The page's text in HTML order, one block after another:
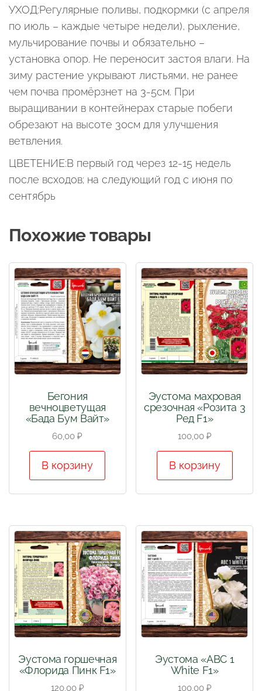
УХОД:Регулярные поливы, подкормки (с апреля
по июль – каждые четыре недели), рыхление,
мульчирование почвы и обязательно –
установка опор. Не переносит застоя влаги. На
зиму растение укрывают листьями, не ранее
чем почва промёрзнет на 3-5см. При
выращивании в контейнерах старые побеги
обрезают на высоте 30см для улучшения
ветвления.
ЦВЕТЕНИЕ:В первый год через 12-15 недель
после всходов; на следующий год с июня по
сентябрь
Похожие товары
Бегония
вечноцветущая
«Бада Бум Вайт»
60,00₽
В корзину
Эустома махровая
срезочная «Розита 3
Ред F1»
100,00 ₽
В корзину
Эустома горшечная
«Флорида Пинк F1»
120,00 ₽
Эустома «АВС 1
White F1»
100,00 ₽